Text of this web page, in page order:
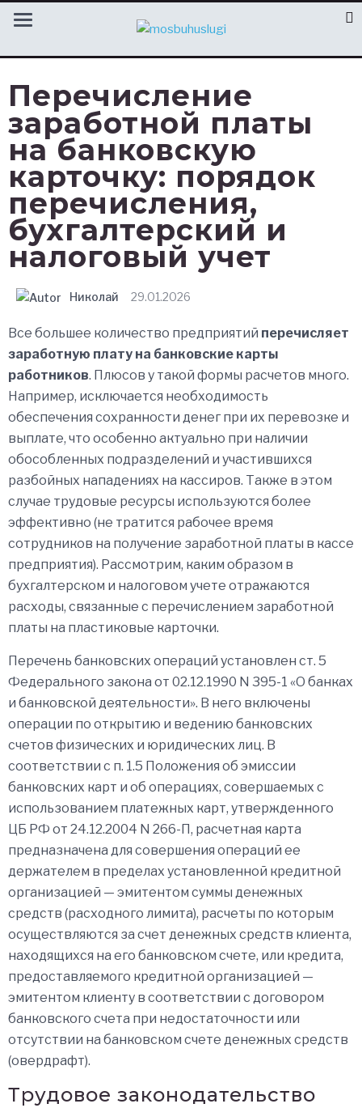
Перечисление
заработной платы
на банковскую
карточку: порядок
перечисления,
бухгалтерский и
налоговый учет
Николай 29.01.2026
Все большее количество предприятий перечисляет
заработную плату на банковские карты
работников. Плюсов у такой формы расчетов много.
Например, исключается необходимость
обеспечения сохранности денег при их перевозке и
выплате, что особенно актуально при наличии
обособленных подразделений и участившихся
разбойных нападениях на кассиров. Также в этом
случае трудовые ресурсы используются более
эффективно (не тратится рабочее время
сотрудников на получение заработной платы в кассе
предприятия). Рассмотрим, каким образом в
бухгалтерском и налоговом учете отражаются
расходы, связанные с перечислением заработной
платы на пластиковые карточки.
Перечень банковских операций установлен ст. 5
Федерального закона от 02.12.1990 N 395-1 «О банках
и банковской деятельности». В него включены
операции по открытию и ведению банковских
счетов физических и юридических лиц. В
соответствии с п. 1.5 Положения об эмиссии
банковских карт и об операциях, совершаемых с
использованием платежных карт, утвержденного
ЦБ РФ от 24.12.2004 N 266-П, расчетная карта
предназначена для совершения операций ее
держателем в пределах установленной кредитной
организацией — эмитентом суммы денежных
средств (расходного лимита), расчеты по которым
осуществляются за счет денежных средств клиента,
находящихся на его банковском счете, или кредита,
предоставляемого кредитной организацией —
эмитентом клиенту в соответствии с договором
банковского счета при недостаточности или
отсутствии на банковском счете денежных средств
(овердрафт).
Трудовое законодательство